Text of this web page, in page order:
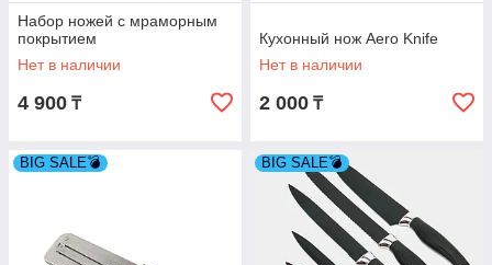
Набор ножей с мраморным
покрытием
Нет в наличии
4 900 ₸
Кухонный нож Aero Knife
Нет в наличии
2 000 ₸
BIG SALE💣 BIG SALE💣